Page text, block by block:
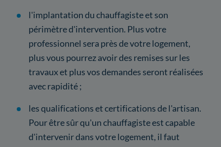
l'implantation du chauffagiste et son
périmètre d'intervention. Plus votre
professionnel sera près de votre logement,
plus vous pourrez avoir des remises sur les
travaux et plus vos demandes seront réalisées
avec rapidité ;
les qualifications et certifications de l'artisan.
Pour être sûr qu'un chauffagiste est capable
d'intervenir dans votre logement, il faut